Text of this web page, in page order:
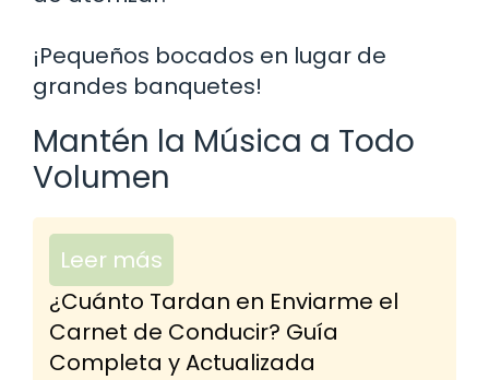
¡Pequeños bocados en lugar de
grandes banquetes!
Mantén la Música a Todo
Volumen
Leer más
¿Cuánto Tardan en Enviarme el
Carnet de Conducir? Guía
Completa y Actualizada